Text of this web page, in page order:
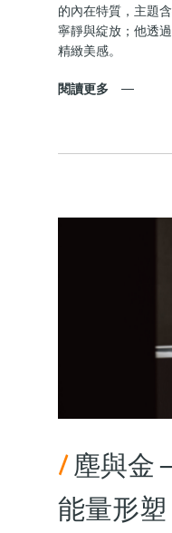
的內在特質，主題
寧靜與綻放；他透
精緻美感。
閱讀更多
/塵與金
能量形塑